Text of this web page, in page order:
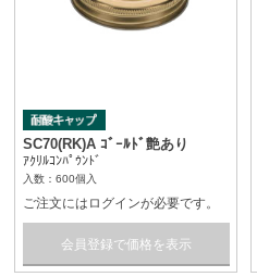
SC70(RK)A ｺﾞｰﾙﾄﾞ艶あり
ｱｸﾘﾙｺﾝﾊﾟｳﾝﾄﾞ
入数：600個入
ご注文にはログインが必要です。
会員登録で価格を表示